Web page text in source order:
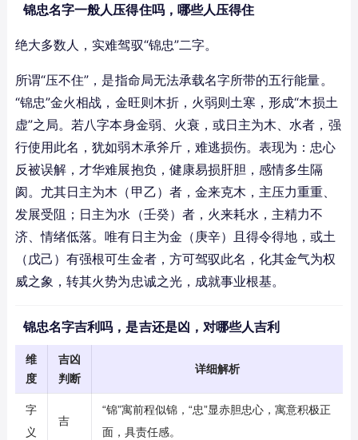
锦忠名字一般人压得住吗，哪些人压得住
绝大多数人，实难驾驭“锦忠”二字。
所谓“压不住”，是指命局无法承载名字所带的五行能量。
“锦忠”金火相战，金旺则木折，火弱则土寒，形成“木损土
虚”之局。若八字本身金弱、火衰，或日主为木、水者，强
行使用此名，犹如弱木承斧斤，难逃损伤。表现为：忠心
反被误解，才华难展抱负，健康易损肝胆，感情多生隔
阂。尤其日主为木（甲乙）者，金来克木，主压力重重、
发展受阻；日主为水（壬癸）者，火来耗水，主精力不
济、情绪低落。唯有日主为金（庚辛）且得令得地，或土
（戊己）有强根可生金者，方可驾驭此名，化其金气为权
威之象，转其火势为忠诚之光，成就事业根基。
锦忠名字吉利吗，是吉还是凶，对哪些人吉利
维
度
吉凶
判断
详细解析
字
义
吉
“锦”寓前程似锦，“忠”显赤胆忠心，寓意积极正
面，具责任感。